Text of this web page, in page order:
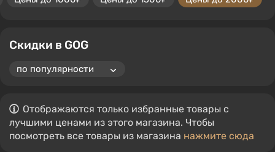
Скидки в GOG
Отображаются только избранные товары с
лучшими ценами из этого магазина. Чтобы
посмотреть все товары из магазина нажмите сюда